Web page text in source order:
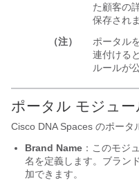
た顧客の
保存され
（注）
ポータル
連付ける
ルールが
ポータル モジュー
Cisco DNA Spaces のポータ
Brand Name ：このモジ
名を定義します。ブラン
加できます。